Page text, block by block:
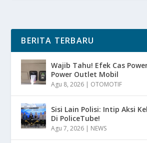
BERITA TERBARU
Wajib Tahu! Efek Cas
Power Outlet Mobil
Agu 8, 2026 | OTOMOTIF
Sisi Lain Polisi: Intip Aksi
Di PoliceTube!
Agu 7, 2026 | NEWS